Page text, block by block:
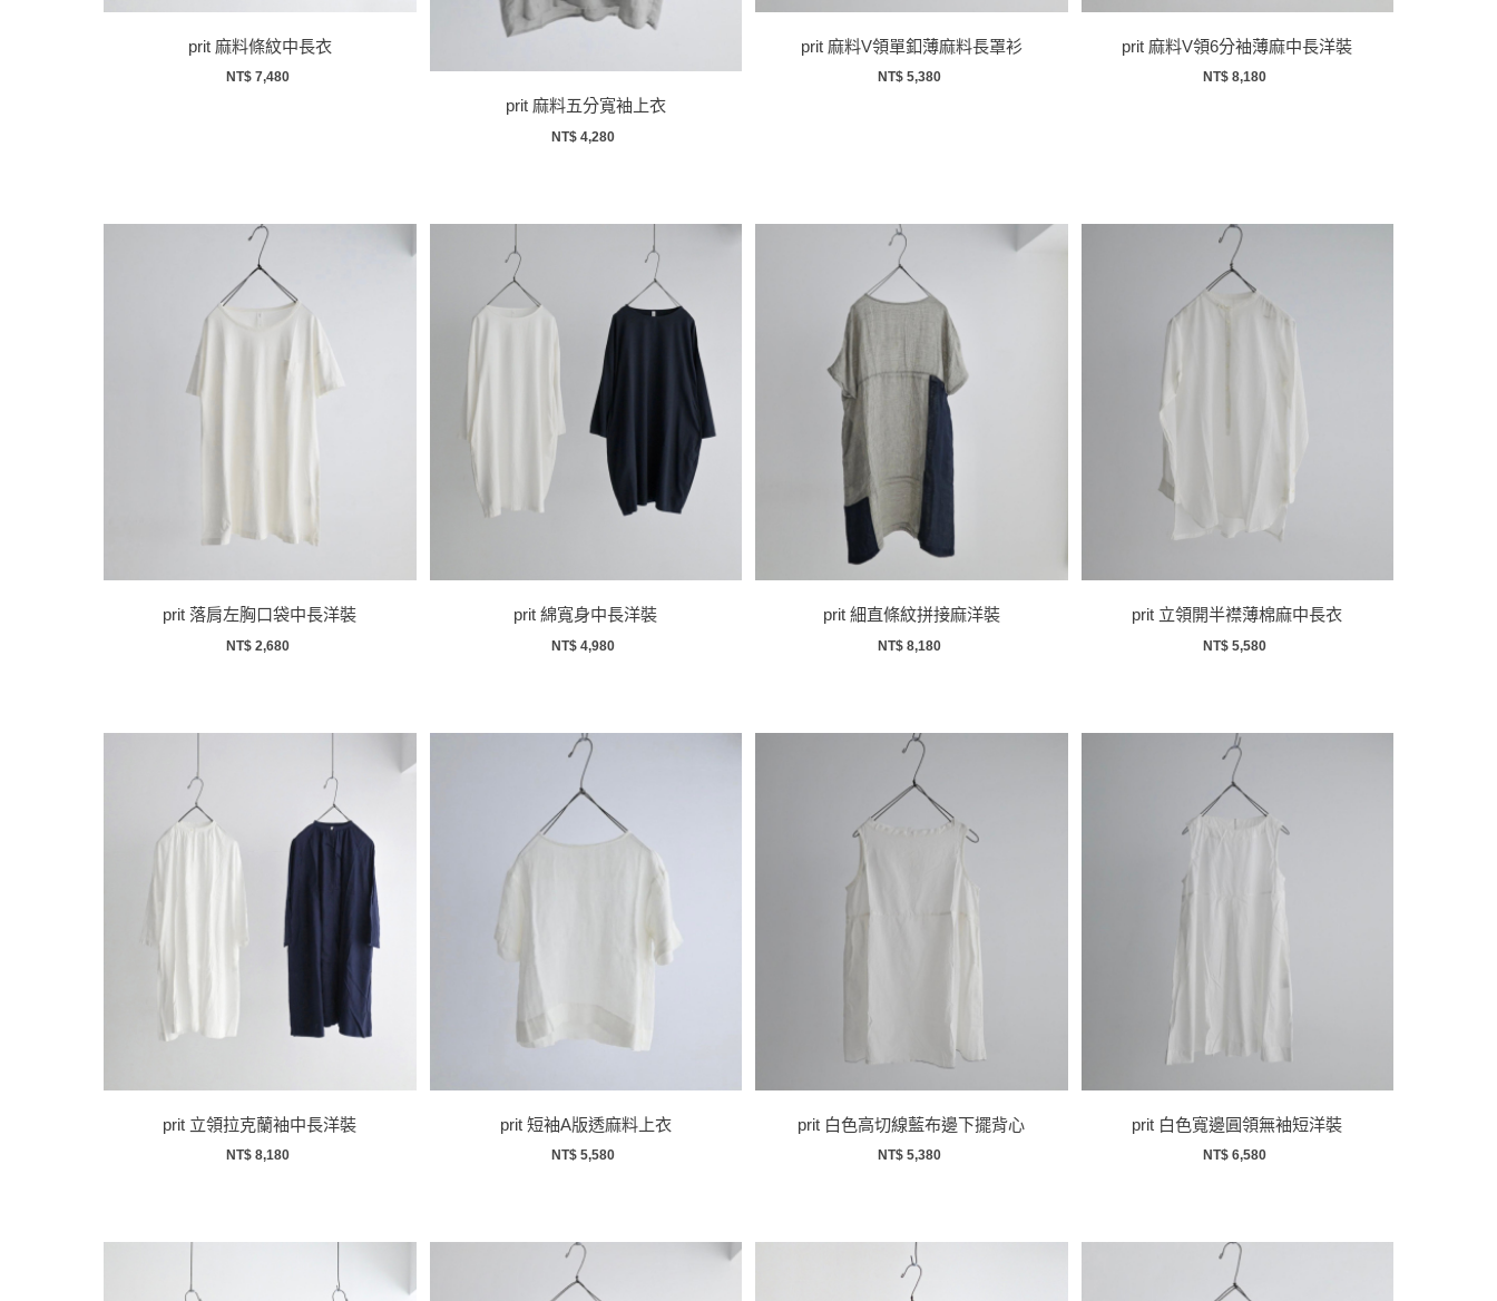
prit 麻料條紋中長衣
NT$ 7,480
prit 麻料五分寬袖上衣
NT$ 4,280
prit 麻料V領單釦薄麻料長罩衫
NT$ 5,380
prit 麻料V領6分袖薄麻中長洋裝
NT$ 8,180
prit 落肩左胸口袋中長洋裝
NT$ 2,680
prit 綿寬身中長洋裝
NT$ 4,980
prit 細直條紋拼接麻洋裝
NT$ 8,180
prit 立領開半襟薄棉麻中長衣
NT$ 5,580
prit 立領拉克蘭袖中長洋裝
NT$ 8,180
prit 短袖A版透麻料上衣
NT$ 5,580
prit 白色高切線藍布邊下擺背心
NT$ 5,380
prit 白色寬邊圓領無袖短洋裝
NT$ 6,580